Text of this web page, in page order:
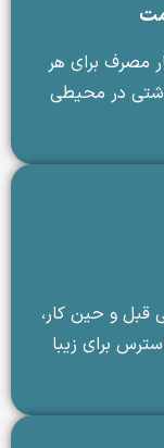
مصرف برای هر
در محیطی
قبل و حین کار،
برای زیبا